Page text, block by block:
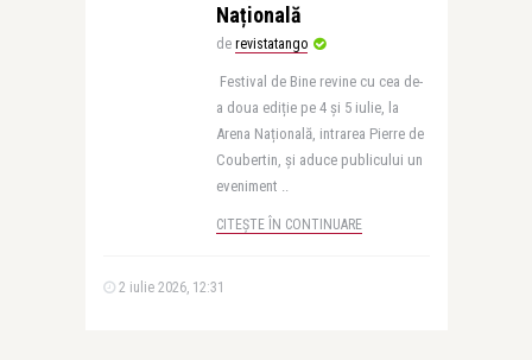
Națională
de revistatango
Festival de Bine revine cu cea de-
a doua ediție pe 4 și 5 iulie, la
Arena Națională, intrarea Pierre de
Coubertin, și aduce publicului un
eveniment ..
CITEȘTE ÎN CONTINUARE
2 iulie 2026, 12:31